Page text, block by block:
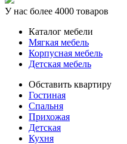
У нас более 4000 товаров
Каталог мебели
Мягкая мебель
Корпусная мебель
Детская мебель
Обставить квартиру
Гостиная
Спальня
Прихожая
Детская
Кухня